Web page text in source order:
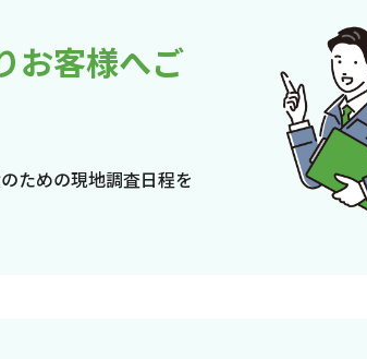
お客様へご
ための現地調査日程を